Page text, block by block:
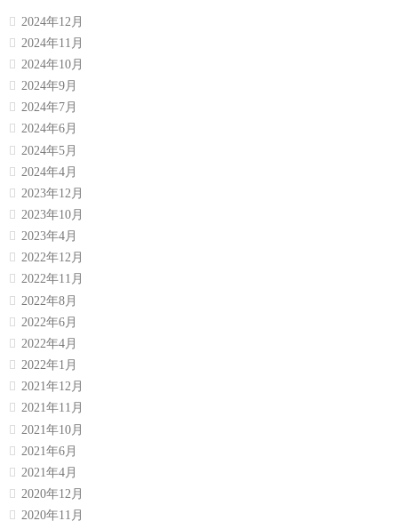
2024年12月
2024年11月
2024年10月
2024年9月
2024年7月
2024年6月
2024年5月
2024年4月
2023年12月
2023年10月
2023年4月
2022年12月
2022年11月
2022年8月
2022年6月
2022年4月
2022年1月
2021年12月
2021年11月
2021年10月
2021年6月
2021年4月
2020年12月
2020年11月